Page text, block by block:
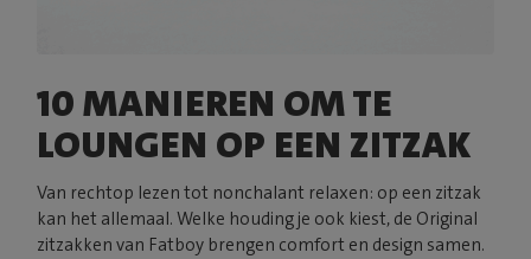
10 MANIEREN OM TE
LOUNGEN OP EEN ZITZAK
Van rechtop lezen tot nonchalant relaxen: op een zitzak
kan het allemaal. Welke houding je ook kiest, de Original
zitzakken van Fatboy brengen comfort en design samen.